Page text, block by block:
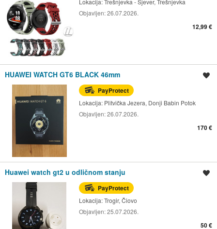
Objavljen:26.07.2026.
12,99 €
HUAWEI WATCH GT6 BLACK 46mm
PayProtect
Lokacija: Plitvička Jezera, Donji Babin Potok
Objavljen:26.07.2026.
170 €
Huawei watch gt2 u odličnom stanju
PayProtect
Lokacija:Trogir, Čiovo
Objavljen:25.07.2026.
50 €